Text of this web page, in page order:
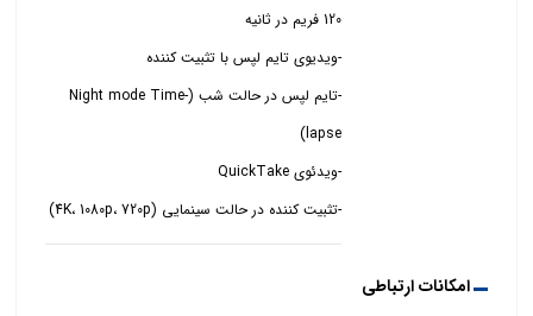
120 فریم در ثانیه
-تایم لپس در حالت شب (Night mode Time-
lapse)
-ویدئوی QuickTake
-تثبیت کننده در حالت سینمایی (4K، 1080p، 720p)
امکانات ارتباطی